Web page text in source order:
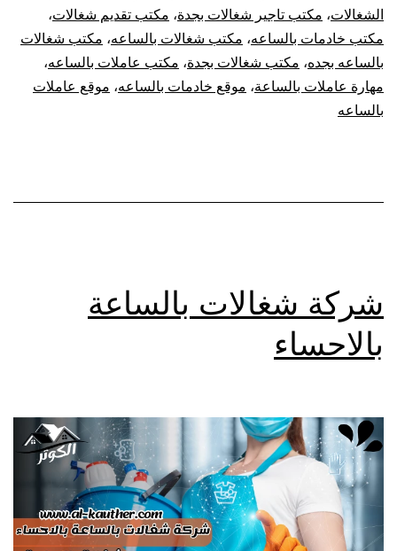
الشغالات، مكتب تاجير شغالات بجدة، مكتب تقديم شغالات،
مكتب خادمات بالساعه، مكتب شغالات بالساعه، مكتب شغالات
بالساعه بجده، مكتب شغالات بجدة، مكتب عاملات بالساعه،
مهارة عاملات بالساعة، موقع خادمات بالساعه، موقع عاملات
بالساعه
شركة شغالات بالساعة
بالاحساء